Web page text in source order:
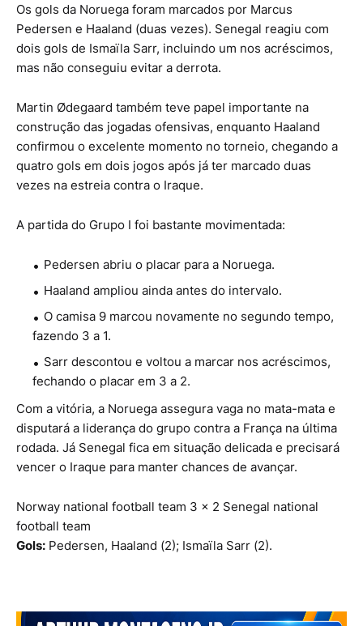
Os gols da Noruega foram marcados por Marcus
Pedersen e Haaland (duas vezes). Senegal reagiu com
dois gols de Ismaïla Sarr, incluindo um nos acréscimos,
mas não conseguiu evitar a derrota.
Martin Ødegaard também teve papel importante na
construção das jogadas ofensivas, enquanto Haaland
confirmou o excelente momento no torneio, chegando a
quatro gols em dois jogos após já ter marcado duas
vezes na estreia contra o Iraque.
A partida do Grupo I foi bastante movimentada:
Pedersen abriu o placar para a Noruega.
Haaland ampliou ainda antes do intervalo.
O camisa 9 marcou novamente no segundo tempo,
fazendo 3 a 1.
Sarr descontou e voltou a marcar nos acréscimos,
fechando o placar em 3 a 2.
Com a vitória, a Noruega assegura vaga no mata-mata e
disputará a liderança do grupo contra a França na última
rodada. Já Senegal fica em situação delicada e precisará
vencer o Iraque para manter chances de avançar.
Norway national football team 3 x 2 Senegal national
football team
Gols: Pedersen, Haaland (2); Ismaïla Sarr (2).